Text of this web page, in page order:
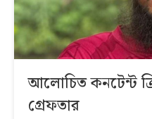
আলোচিত কনটেন্ট
গ্রেফতার